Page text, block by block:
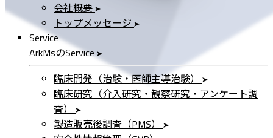
会社概要
トップメッセージ
Service
ArkMsのService
臨床開発（治験・医師主導治験）
臨床研究（介入研究・観察研究・アンケート調
査）
製造販売後調査（PMS）